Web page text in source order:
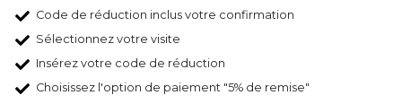
Code de réduction inclus votre confirmation
Sélectionnez votre visite
Insérez votre code de réduction
Choisissez l'option de paiement "5% de remise"